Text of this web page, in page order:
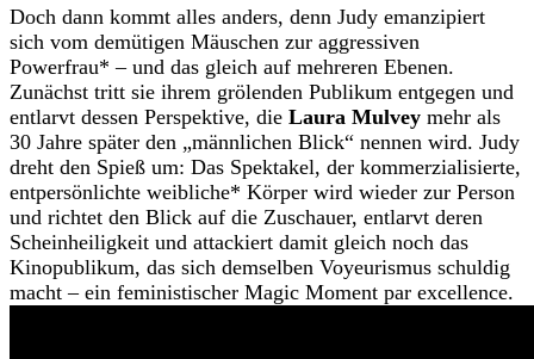
Doch dann kommt alles anders, denn Judy emanzipiert
sich vom demütigen Mäuschen zur aggressiven
Powerfrau* – und das gleich auf mehreren Ebenen.
Zunächst tritt sie ihrem grölenden Publikum entgegen und
entlarvt dessen Perspektive, die Laura Mulvey mehr als
30 Jahre später den „männlichen Blick“ nennen wird. Judy
dreht den Spieß um: Das Spektakel, der kommerzialisierte,
entpersönlichte weibliche* Körper wird wieder zur Person
und richtet den Blick auf die Zuschauer, entlarvt deren
Scheinheiligkeit und attackiert damit gleich noch das
Kinopublikum, das sich demselben Voyeurismus schuldig
macht – ein feministischer Magic Moment par excellence.